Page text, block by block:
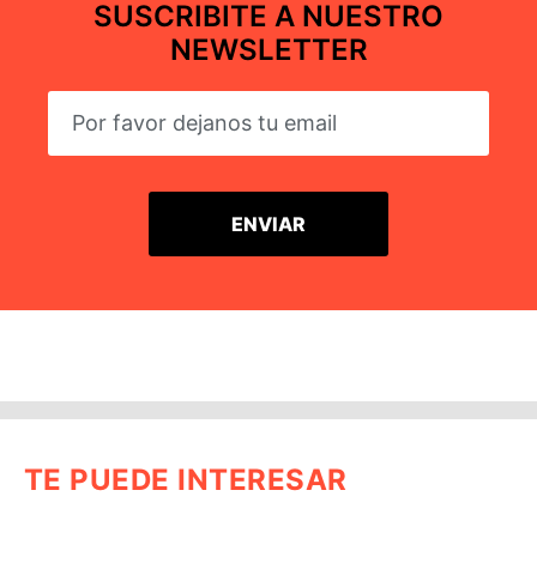
SUSCRIBITE A NUESTRO
NEWSLETTER
TE PUEDE INTERESAR